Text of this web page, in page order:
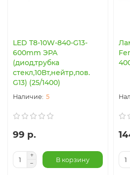
LED T8-10W-840-G13-
600mm ЭРА
(диод,трубка
стекл,10Вт,нейтр,пов.
G13) (25/1400)
5
99 р.
В корзину